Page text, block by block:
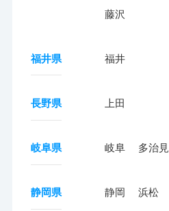
藤沢
福井県 福井
長野県 上田
岐阜県 岐阜 多治見
静岡県 静岡 浜松